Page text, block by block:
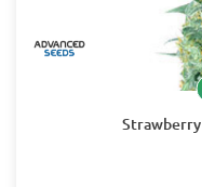
Strawberry